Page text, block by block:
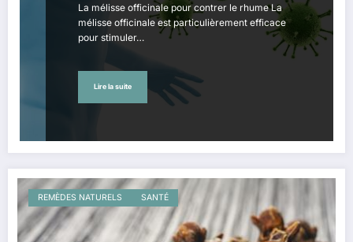
La mélisse officinale pour contrer le rhume La
mélisse officinale est particulièrement efficace
pour stimuler…
Lire la suite
REMÈDES NATURELS SANTÉ